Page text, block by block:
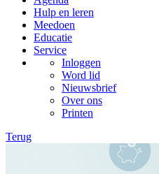
Hulp en leren
Meedoen
Educatie
Service
Inloggen
Word lid
Nieuwsbrief
Over ons
Printen
Terug